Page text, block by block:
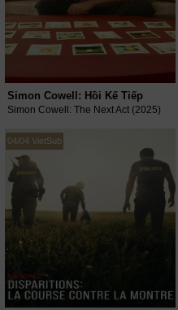
Simon Cowell: Hồi Kế Tiếp
Simon Cowell: The Next Act (2025)
04/04 VietSub